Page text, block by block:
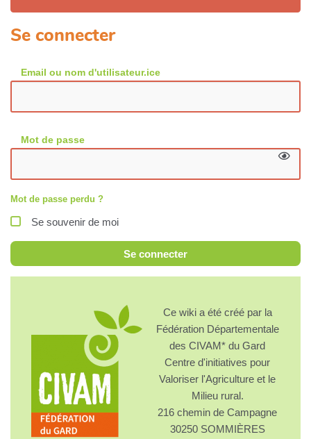
Se connecter
Email ou nom d'utilisateur.ice
Mot de passe
Mot de passe perdu ?
Se souvenir de moi
Se connecter
Ce wiki a été créé par la
Fédération Départementale
des CIVAM* du Gard
Centre d'initiatives pour
Valoriser l'Agriculture et le
Milieu rural.
216 chemin de Campagne
30250 SOMMIÈRES